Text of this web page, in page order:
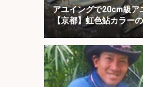
アユイングで20cm級ア
【京都】虹色鮎カラー
ット集中！